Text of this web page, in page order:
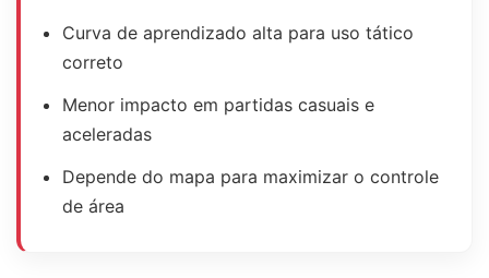
Curva de aprendizado alta para uso tático
correto
Menor impacto em partidas casuais e
aceleradas
Depende do mapa para maximizar o controle
de área